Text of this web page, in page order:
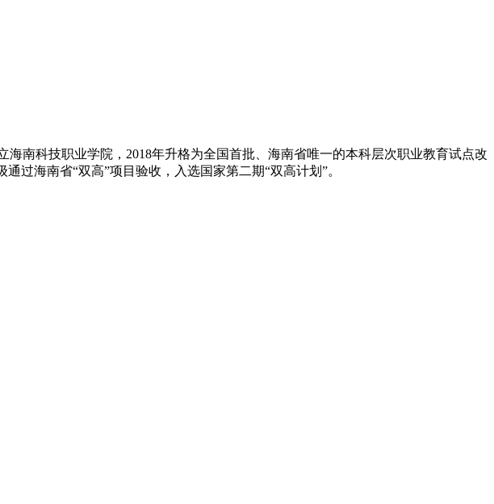
南科技职业学院，2018年升格为全国首批、海南省唯一的本科层次职业教育试点改
过海南省“双高”项目验收，入选国家第二期“双高计划”。